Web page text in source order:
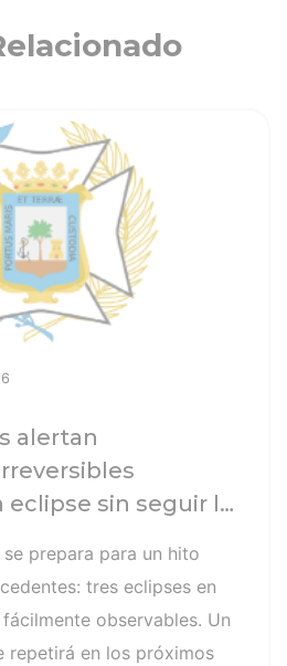
alertan
sin seguir las
de los peligros
prepara para un hito
tres eclipses en
observables. Un
repetirá en los próximos